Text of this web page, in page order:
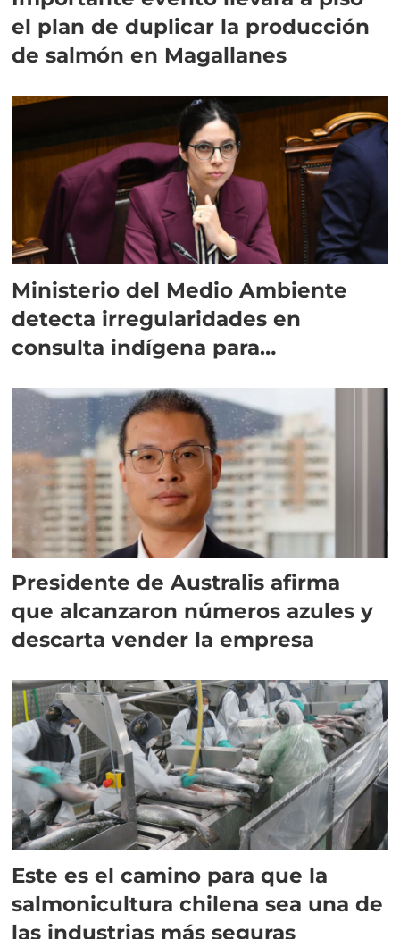
el plan de duplicar la producción
de salmón en Magallanes
Ministerio del Medio Ambiente
detecta irregularidades en
consulta indígena para
Presidente de Australis afirma
que alcanzaron números azules y
descarta vender la empresa
Este es el camino para que la
salmonicultura chilena sea una de
las industrias más seguras